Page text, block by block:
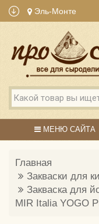
Эль-Монте
МЕНЮ САЙТА
Главная
Закваски для
Закваска для
MIR Italia YOGO